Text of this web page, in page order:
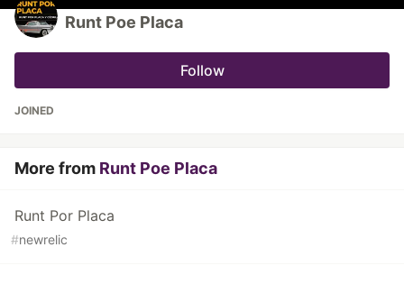
Runt Poe Placa
Follow
JOINED
More from Runt Poe Placa
Runt Por Placa
#newrelic